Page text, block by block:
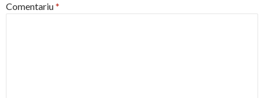
Comentariu*